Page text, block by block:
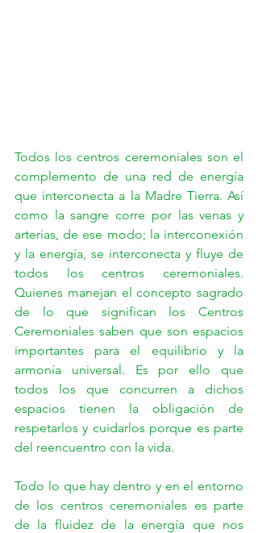
Todos los centros ceremoniales son el
complemento de una red de energía
que interconecta a la Madre Tierra. Así
como la sangre corre por las venas y
arterias, de ese modo; la interconexión
y la energía, se interconecta y fluye de
todos los centros ceremoniales.
Quienes manejan el concepto sagrado
de lo que significan los Centros
Ceremoniales saben que son espacios
importantes para el equilibrio y la
armonía universal. Es por ello que
todos los que concurren a dichos
espacios tienen la obligación de
respetarlos y cuidarlos porque es parte
del reencuentro con la vida.
Todo lo que hay dentro y en el entorno
de los centros ceremoniales es parte
de la fluidez de la energía que nos